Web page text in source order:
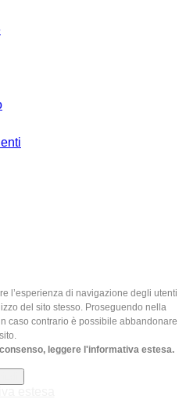
l’esperienza di navigazione degli utenti
del sito stesso. Proseguendo nella
caso contrario è possibile abbandonare
leggere l'informativa estesa.